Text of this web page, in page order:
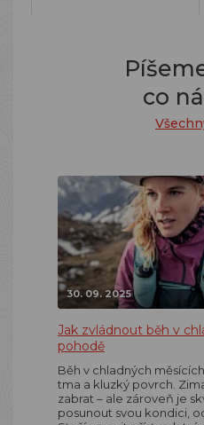
co
30. 09. 2025
Jak zvládnout běh v
pohodě
Běh v chladných
tma a kluzký povrch.
zabrat – ale zároveň je
posunout svou kondici,